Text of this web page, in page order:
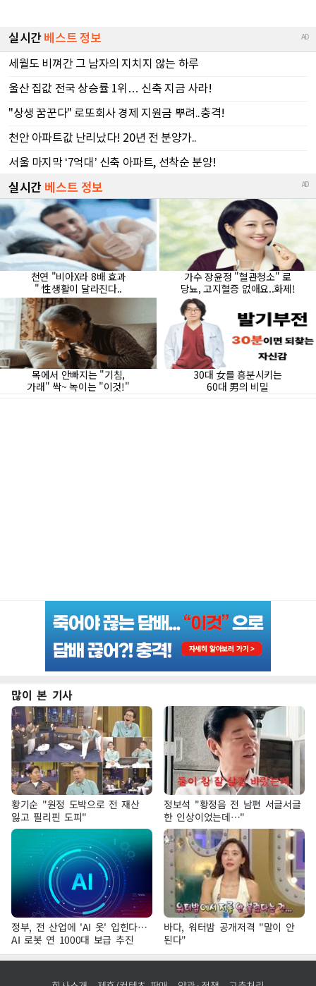
많이 본 기사
황기순 "원정 도박으로 전 재산
잃고 필리핀 도피"
정보석 "황정음 전 남편 서글서글
한 인상이었는데…"
정부, 전 산업에 'AI 옷' 입힌다…
AI 로봇 연 1000대 보급 추진
바다, 워터밤 공개저격 "말이 안
된다"